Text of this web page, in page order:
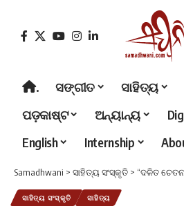
. ସଙ୍ଗୀତ ସାହିତ୍ୟ
ପଡ଼କାଷ୍ଟ
ଅନ୍ୟାନ୍ୟ
English
Internship
Samadhwani > ସାହିତ୍ୟ ସଂସ୍କୃତି > “ଦଳିତ
ସାହିତ୍ୟ ସଂସ୍କୃତି ସାହିତ୍ୟ